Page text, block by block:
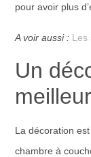
pour avoir plus
A voir aussi : Les
Un
La décoration
chambre à